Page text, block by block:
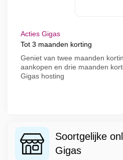
Acties Gigas
Tot 3 maanden korting
Geniet van twee maanden
aankopen en drie maanden
Gigas hosting
Soortgelijke
Gigas